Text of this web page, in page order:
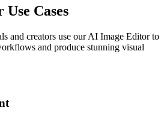
Cases
and creators use our AI Image Editor to
and produce stunning visual